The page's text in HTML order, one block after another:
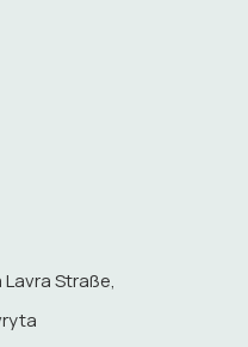
Straße,